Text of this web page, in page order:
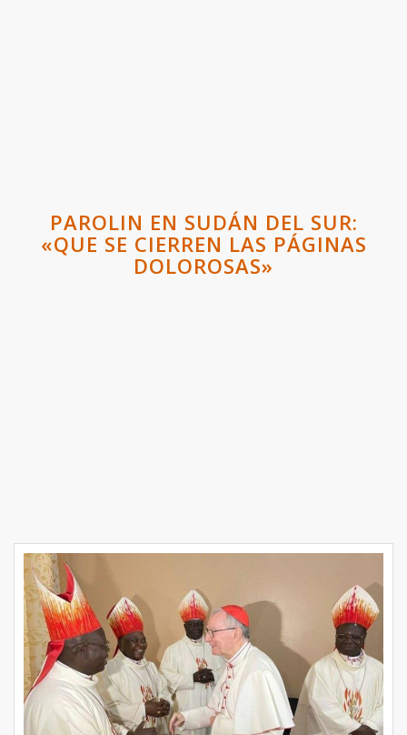
PAROLIN EN SUDÁN DEL SUR:
«QUE SE CIERREN LAS PÁGINAS
DOLOROSAS»